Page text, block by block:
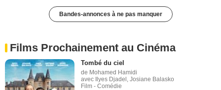
Bandes-annonces à ne pas manquer
Films Prochainement au Cinéma
Tombé du ciel
de Mohamed Hamidi
avec Ilyes Djadel, Josiane Balasko
Film - Comédie